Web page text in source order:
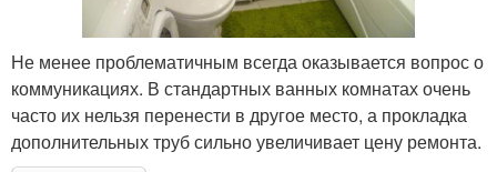
Не менее проблематичным всегда оказывается вопрос о
коммуникациях. В стандартных ванных комнатах очень
часто их нельзя перенести в другое место, а прокладка
дополнительных труб сильно увеличивает цену ремонта.